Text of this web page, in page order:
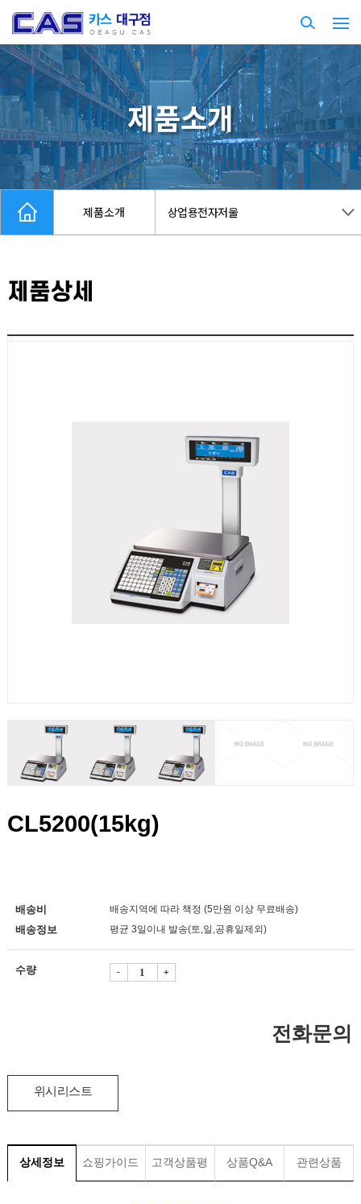
제품소개
제품소개 상업용전자저울
제품상세
CL5200(15kg)
배송비 배송지역에 따라 책정 (5만원 이상 무료배송)
배송정보 평균 3일이내 발송(토,일,공휴일제외)
수량 - +
전화문의
위시리스트
상세정보 쇼핑가이드 고객상품평 상품Q&A 관련상품